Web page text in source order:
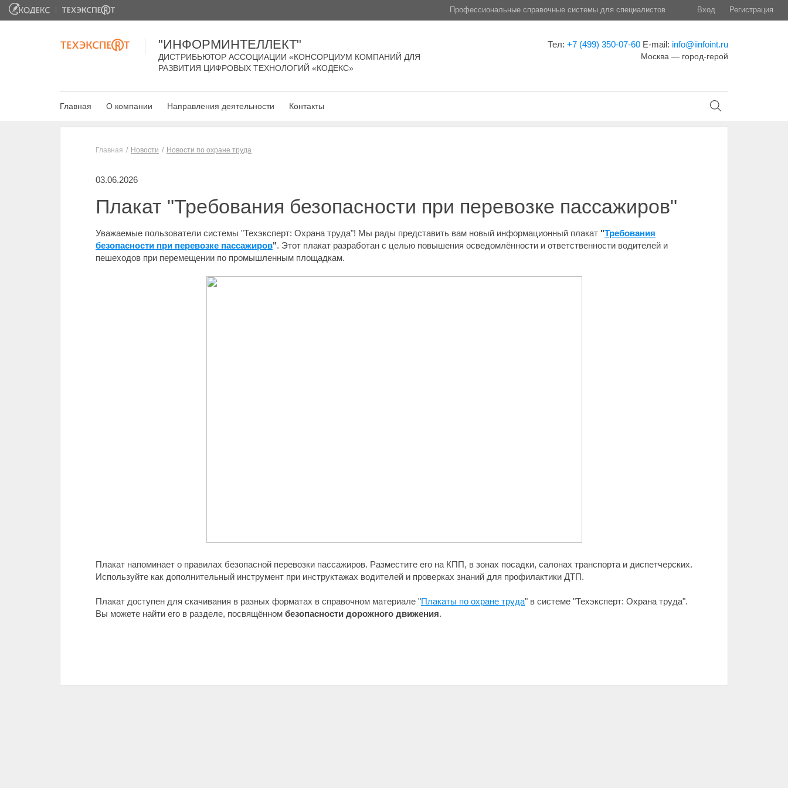
Профессиональные справочные системы для специалистов Вход Регистрация
"ИНФОРМИНТЕЛЛЕКТ"
ДИСТРИБЬЮТОР АССОЦИАЦИИ «КОНСОРЦИУМ КОМПАНИЙ ДЛЯ
РАЗВИТИЯ ЦИФРОВЫХ ТЕХНОЛОГИЙ «КОДЕКС»
Тел: +7 (499) 350-07-60 E-mail: info@iinfoint.ru
Москва — город-герой
Главная О компании Направления деятельности Контакты
Главная Новости Новости по охране труда
03.06.2026
Плакат "Требования безопасности при перевозке пассажиров"
Уважаемые пользователи системы "Техэксперт: Охрана труда"! Мы рады представить вам новый информационный плакат "Требования
безопасности при перевозке пассажиров". Этот плакат разработан с целью повышения осведомлённости и ответственности водителей и
пешеходов при перемещении по промышленным площадкам.
Плакат напоминает о правилах безопасной перевозки пассажиров. Разместите его на КПП, в зонах посадки, салонах транспорта и диспетчерских.
Используйте как дополнительный инструмент при инструктажах водителей и проверках знаний для профилактики ДТП.
Плакат доступен для скачивания в разных форматах в справочном материале "Плакаты по охране труда" в системе "Техэксперт: Охрана труда".
Вы можете найти его в разделе, посвящённом безопасности дорожного движения.